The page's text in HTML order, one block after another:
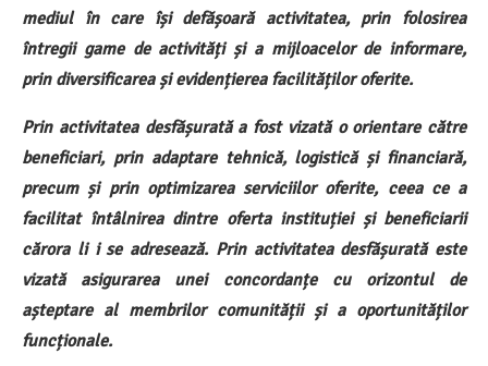
mediul în care își defășoară activitatea, prin folosirea
întregii game de activități și a mijloacelor de informare,
prin diversificarea și evidențierea facilităților oferite.
Prin activitatea desfășurată a fost vizată o orientare către
beneficiari, prin adaptare tehnică, logistică și financiară,
precum și prin optimizarea serviciilor oferite, ceea ce a
facilitat întâlnirea dintre oferta instituției și beneficiarii
cărora li i se adresează. Prin activitatea desfășurată este
vizată asigurarea unei concordanțe cu orizontul de
așteptare al membrilor comunității și a oportunităților
funcționale.